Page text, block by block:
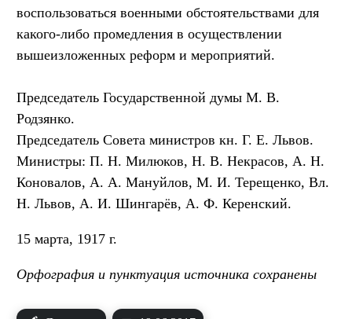
воспользоваться военными обстоятельствами для
какого-либо промедления в осуществлении
вышеизложенных реформ и мероприятий.
Председатель Государственной думы М. В.
Родзянко.
Председатель Совета министров кн. Г. Е. Львов.
Министры: П. Н. Милюков, Н. В. Некрасов, А. Н.
Коновалов, А. А. Мануйлов, М. И. Терещенко, Вл.
Н. Львов, А. И. Шингарёв, А. Ф. Керенский.
15 марта, 1917 г.
Орфография и пунктуация источника сохранены